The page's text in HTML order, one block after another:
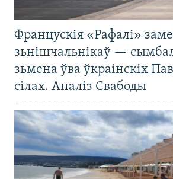
Францускія «Рафалі»
зьнішчальнікаў —
зьмена ўва ўкраінскіх
сілах. Аналіз Свабоды